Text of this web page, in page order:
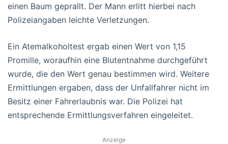
einen Baum geprallt. Der Mann erlitt hierbei nach
Polizeiangaben leichte Verletzungen.
Ein Atemalkoholtest ergab einen Wert von 1,15
Promille, woraufhin eine Blutentnahme durchgeführt
wurde, die den Wert genau bestimmen wird. Weitere
Ermittlungen ergaben, dass der Unfallfahrer nicht im
Besitz einer Fahrerlaubnis war. Die Polizei hat
entsprechende Ermittlungsverfahren eingeleitet.
Anzeige